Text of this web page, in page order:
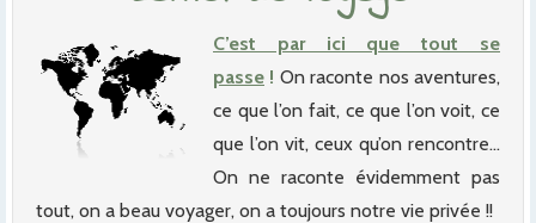
C’est par ici que tout se
passe ! On raconte nos aventures,
ce que l’on fait, ce que l’on voit, ce
que l’on vit, ceux qu’on rencontre…
On ne raconte évidemment pas
tout, on a beau voyager, on a toujours notre vie privée !!